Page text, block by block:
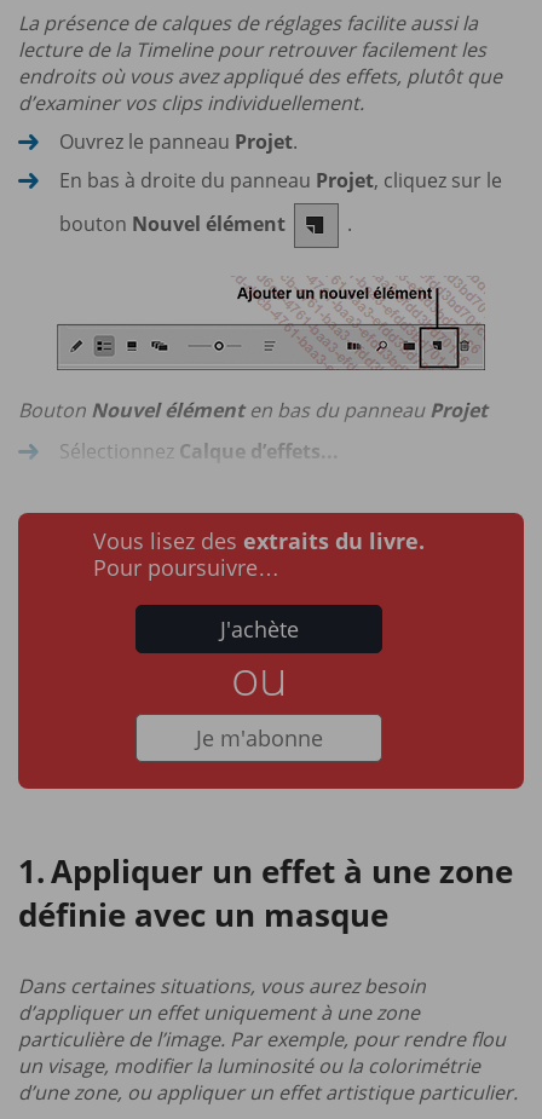
La présence de calques de réglages facilite aussi la
lecture de la Timeline pour retrouver facilement les
endroits où vous avez appliqué des effets, plutôt que
d’examiner vos clips individuellement.
Ouvrez le panneau Projet.
En bas à droite du panneau Projet, cliquez sur le
bouton Nouvel élément .
Bouton Nouvel élémenten bas du panneauProjet
Sélectionnez Calque d’effets...
Vous lisez des extraits du livre.
Pour poursuivre…
J'achète
ou
Je m'abonne
Appliquer un effet à une zone
définie avec un masque
Dans certaines situations, vous aurez besoin
d’appliquer un effet uniquement à une zone
particulière de l’image. Par exemple, pour rendre flou
un visage, modifier la luminosité ou la colorimétrie
d’une zone, ou appliquer un effet artistique particulier.